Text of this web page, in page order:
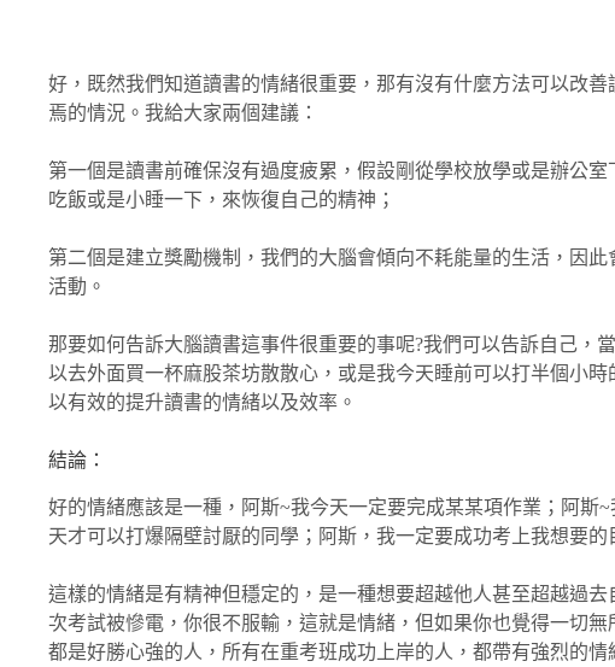
好，既然我們知道讀書的情緒很重要，那有沒有什麼方法可以改
焉的情況。我給大家兩個建議：
第一個是讀書前確保沒有過度疲累，假設剛從學校放學或是辦公
吃飯或是小睡一下，來恢復自己的精神；
第二個是建立獎勵機制，我們的大腦會傾向不耗能量的生活，因
活動。
那要如何告訴大腦讀書這事件很重要的事呢?我們可以告訴自己，
以去外面買一杯麻股茶坊散散心，或是我今天睡前可以打半個小
以有效的提升讀書的情緒以及效率。
結論：
好的情緒應該是一種，阿斯~我今天一定要完成某某項作業；阿斯
天才可以打爆隔壁討厭的同學；阿斯，我一定要成功考上我想要的
這樣的情緒是有精神但穩定的，是一種想要超越他人甚至超越過
次考試被慘電，你很不服輸，這就是情緒，但如果你也覺得一切
都是好勝心強的人，所有在重考班成功上岸的人，都帶有強烈的